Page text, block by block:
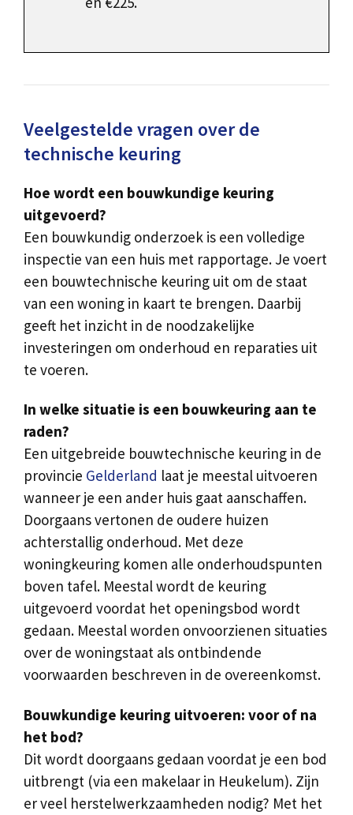
Veelgestelde vragen over de
technische keuring
Hoe wordt een bouwkundige keuring
uitgevoerd?
Een bouwkundig onderzoek is een volledige
inspectie van een huis met rapportage. Je voert
een bouwtechnische keuring uit om de staat
van een woning in kaart te brengen. Daarbij
geeft het inzicht in de noodzakelijke
investeringen om onderhoud en reparaties uit
te voeren.
In welke situatie is een bouwkeuring aan te
raden?
Een uitgebreide bouwtechnische keuring in de
provincie Gelderland laat je meestal uitvoeren
wanneer je een ander huis gaat aanschaffen.
Doorgaans vertonen de oudere huizen
achterstallig onderhoud. Met deze
woningkeuring komen alle onderhoudspunten
boven tafel. Meestal wordt de keuring
uitgevoerd voordat het openingsbod wordt
gedaan. Meestal worden onvoorzienen situaties
over de woningstaat als ontbindende
voorwaarden beschreven in de overeenkomst.
Bouwkundige keuring uitvoeren: voor of na
het bod?
Dit wordt doorgaans gedaan voordat je een bod
uitbrengt (via een makelaar in Heukelum). Zijn
er veel herstelwerkzaamheden nodig? Met het